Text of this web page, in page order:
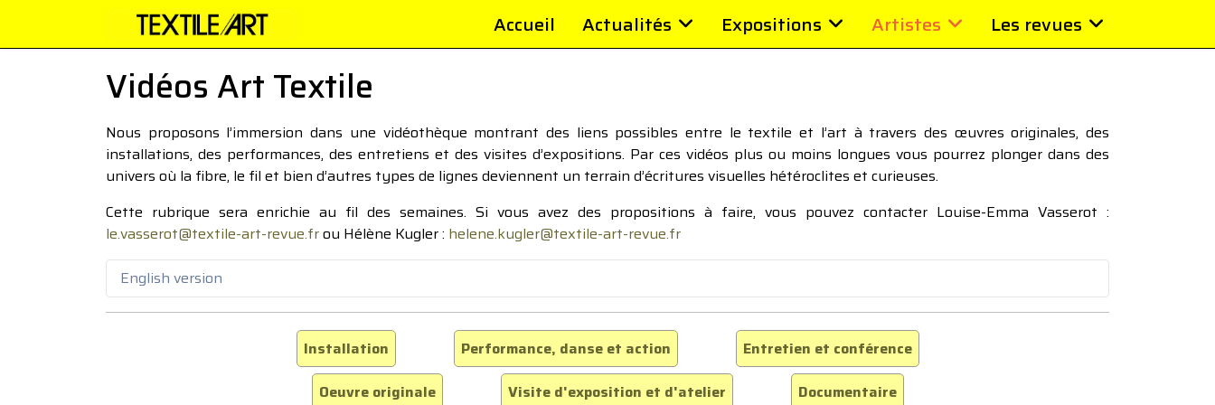
Accueil Actualités Expositions Artistes Les revues
Vidéos Art Textile
Nous proposons l’immersion dans une vidéothèque montrant des liens possibles entre le textile et l’art à travers des œuvres originales, des
installations, des performances, des entretiens et des visites d’expositions. Par ces vidéos plus ou moins longues vous pourrez plonger dans des
univers où la fibre, le fil et bien d’autres types de lignes deviennent un terrain d’écritures visuelles hétéroclites et curieuses.
Cette rubrique sera enrichie au fil des semaines. Si vous avez des propositions à faire, vous pouvez contacter Louise-Emma Vasserot :
le.vasserot@textile-art-revue.frou Hélène Kugler : helene.kugler@textile-art-revue.fr
English version
Installation Performance, danse et action
Entretien et conférence
Oeuvre originale
Visite d'exposition et d'atelier Documentaire